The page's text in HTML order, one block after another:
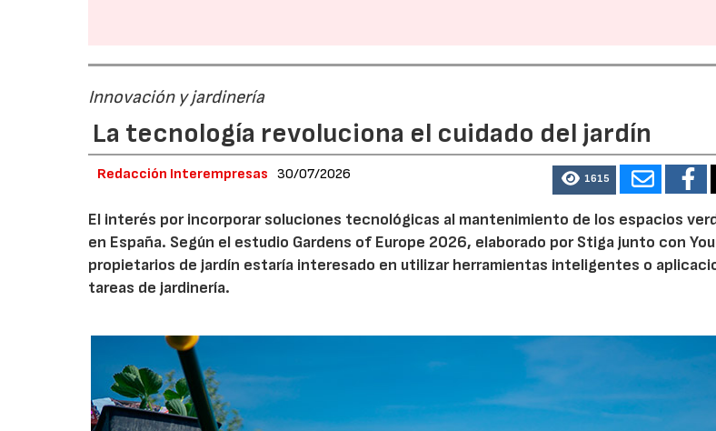
Innovación y jardinería
La tecnología revoluciona el cuidado del jardín
Redacción Interempresas 30/07/2026 1615
El interés por incorporar soluciones tecnológicas al mantenimiento de los espacios
en España. Según el estudio Gardens of Europe 2026, elaborado por Stiga junto con
propietarios de jardín estaría interesado en utilizar herramientas inteligentes o
tareas de jardinería.